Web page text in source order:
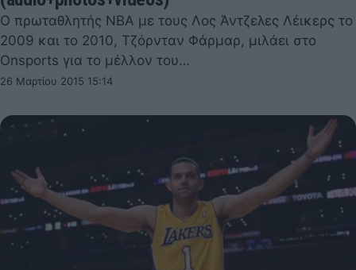
Ο πρωταθλητής ΝΒΑ με τους Λος Άντζελες Λέικερς το
2009 και το 2010, Τζόρνταν Φάρμαρ, μιλάει στο
Onsports για το μέλλον του…
26 Μαρτίου 2015 15:14